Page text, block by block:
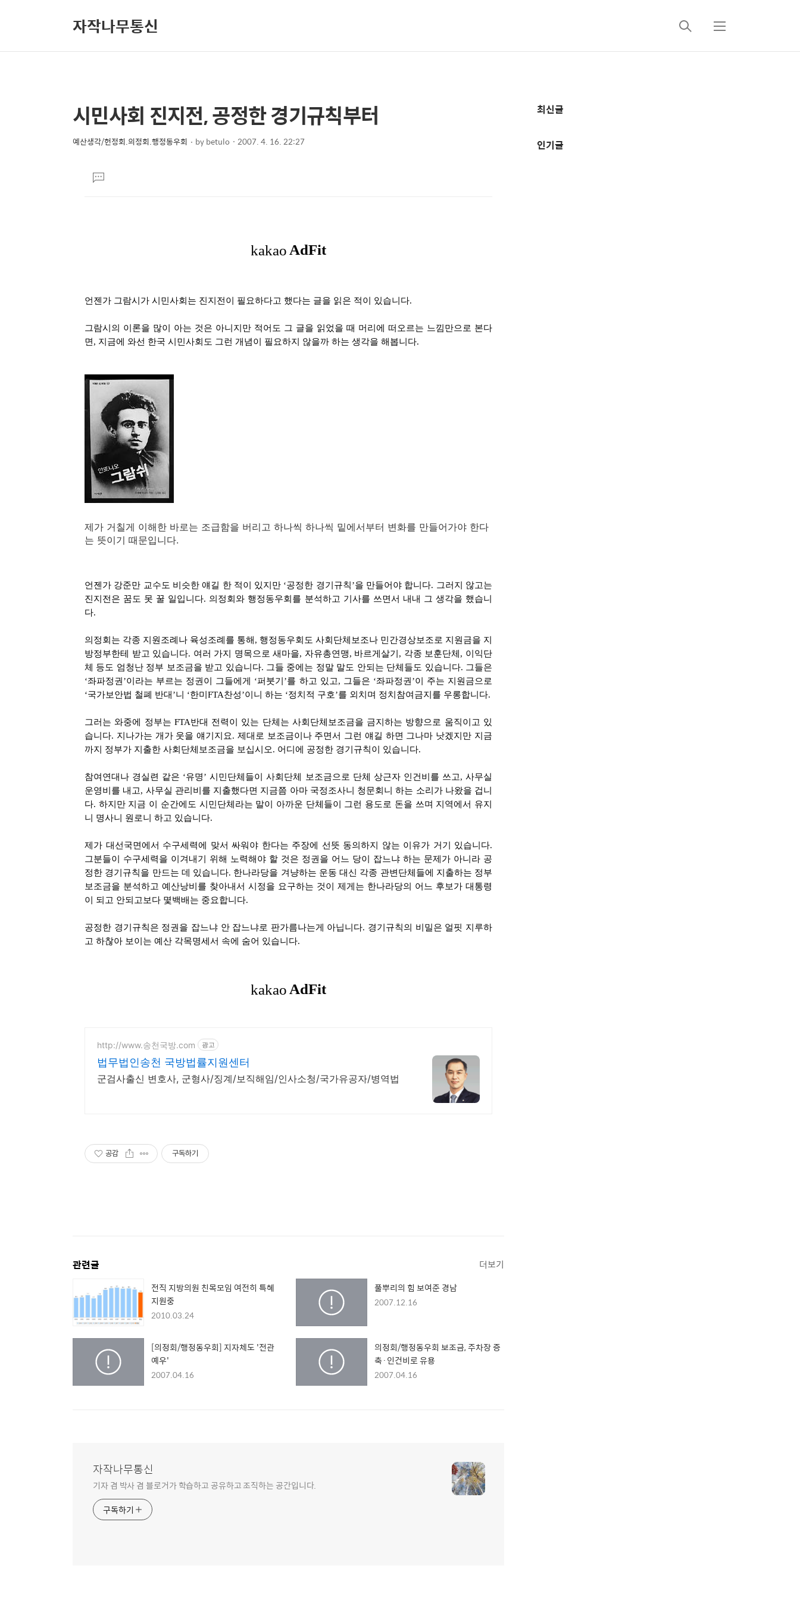
자작나무통신
검
메
상
컨
본
문
제
시민사회 진지전, 공정한 경기규칙부터
예산생각/헌정회.의정회.행정동우회 bybetulo 2007. 4. 16. 22:27
댓
글
언젠가 그람시가 시민사회는 진지전이 필요하다고 했다는 글을 읽은 적이 있습니다.
그람시의 이론을 많이 아는 것은 아니지만 적어도 그 글을 읽었을 때 머리에 떠오르는 느낌만으로 본다
면, 지금에 와선 한국 시민사회도 그런 개념이 필요하지 않을까 하는 생각을 해봅니다.
제가 거칠게 이해한 바로는 조급함을 버리고 하나씩 하나씩 밑에서부터 변화를 만들어가야 한다
는 뜻이기 때문입니다.
언젠가 강준만 교수도 비슷한 얘길 한 적이 있지만 ‘공정한 경기규칙’을 만들어야 합니다. 그러지 않고는
진지전은 꿈도 못 꿀 일입니다. 의정회와 행정동우회를 분석하고 기사를 쓰면서 내내 그 생각을 했습니
다.
의정회는 각종 지원조례나 육성조례를 통해, 행정동우회도 사회단체보조나 민간경상보조로 지원금을 지
방정부한테 받고 있습니다. 여러 가지 명목으로 새마을, 자유총연맹, 바르게살기, 각종 보훈단체, 이익단
체 등도 엄청난 정부 보조금을 받고 있습니다. 그들 중에는 정말 말도 안되는 단체들도 있습니다. 그들은
‘좌파정권’이라는 부르는 정권이 그들에게 ‘퍼붓기’를 하고 있고, 그들은 ‘좌파정권’이 주는 지원금으로
‘국가보안법 철폐 반대’니 ‘한미FTA찬성’이니 하는 ‘정치적 구호’를 외치며 정치참여금지를 우롱합니다.
그러는 와중에 정부는 FTA반대 전력이 있는 단체는 사회단체보조금을 금지하는 방향으로 움직이고 있
습니다. 지나가는 개가 웃을 얘기지요. 제대로 보조금이나 주면서 그런 얘길 하면 그나마 낫겠지만 지금
까지 정부가 지출한 사회단체보조금을 보십시오. 어디에 공정한 경기규칙이 있습니다.
참여연대나 경실련 같은 ‘유명’ 시민단체들이 사회단체 보조금으로 단체 상근자 인건비를 쓰고, 사무실
운영비를 내고, 사무실 관리비를 지출했다면 지금쯤 아마 국정조사니 청문회니 하는 소리가 나왔을 겁니
다. 하지만 지금 이 순간에도 시민단체라는 말이 아까운 단체들이 그런 용도로 돈을 쓰며 지역에서 유지
니 명사니 원로니 하고 있습니다.
제가 대선국면에서 수구세력에 맞서 싸워야 한다는 주장에 선뜻 동의하지 않는 이유가 거기 있습니다.
그분들이 수구세력을 이겨내기 위해 노력해야 할 것은 정권을 어느 당이 잡느냐 하는 문제가 아니라 공
정한 경기규칙을 만드는 데 있습니다. 한나라당을 겨냥하는 운동 대신 각종 관변단체들에 지출하는 정부
보조금을 분석하고 예산낭비를 찾아내서 시정을 요구하는 것이 제게는 한나라당의 어느 후보가 대통령
이 되고 안되고보다 몇백배는 중요합니다.
공정한 경기규칙은 정권을 잡느냐 안 잡느냐로 판가름나는게 아닙니다. 경기규칙의 비밀은 얼핏 지루하
고 하찮아 보이는 예산 각목명세서 속에 숨어 있습니다.
http://www.송천국방.com 광고
법무법인송천 국방법률지원센터
군검사출신 변호사, 군형사/징계/보직해임/인사소청/국가유공자/병역법
공감 구독하기
관련글 더보기
전직 지방의원 친목모임 여전히 특혜
지원중
2010.03.24
풀뿌리의 힘 보여준 경남
2007.12.16
[의정회/행정동우회] 지자체도 '전관
예우'
2007.04.16
의정회/행정동우회 보조금, 주차장 증
축·인건비로 유용
2007.04.16
자작나무통신
기자 겸 박사 겸 블로거가 학습하고 공유하고 조직하는 공간입니다.
구독하기
추
정
최신글
인기글